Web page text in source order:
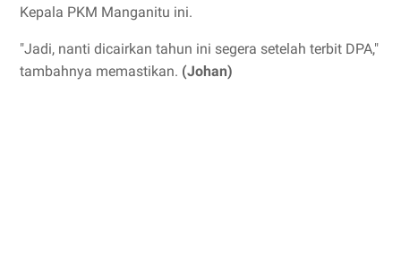
Kepala PKM Manganitu ini.
"Jadi, nanti dicairkan tahun ini segera setelah terbit DPA,"
tambahnya memastikan. (Johan)